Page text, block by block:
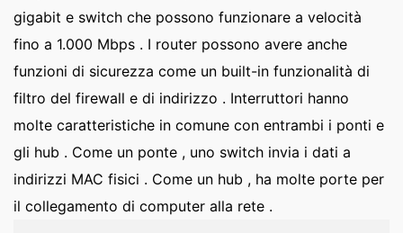
gigabit e switch che possono funzionare a velocità
fino a 1.000 Mbps . I router possono avere anche
funzioni di sicurezza come un built-in funzionalità di
filtro del firewall e di indirizzo . Interruttori hanno
molte caratteristiche in comune con entrambi i ponti e
gli hub . Come un ponte , uno switch invia i dati a
indirizzi MAC fisici . Come un hub , ha molte porte per
il collegamento di computer alla rete .